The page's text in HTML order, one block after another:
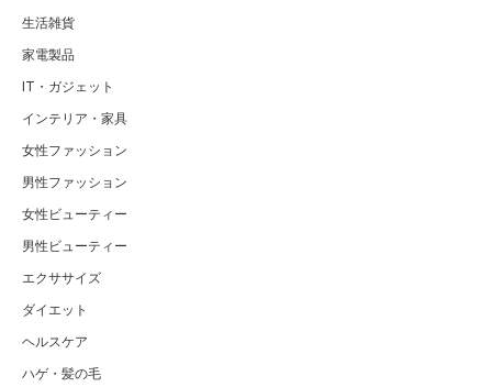
生活雑貨
家電製品
IT・ガジェット
インテリア・家具
女性ファッション
男性ファッション
女性ビューティー
男性ビューティー
エクササイズ
ダイエット
ヘルスケア
ハゲ・髪の毛